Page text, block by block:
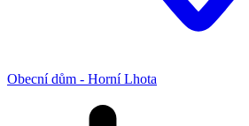
Obecní dům - Horní Lhota